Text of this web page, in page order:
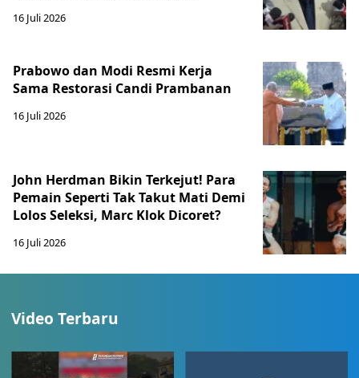
16 Juli 2026
Prabowo dan Modi Resmi Kerja
Sama Restorasi Candi Prambanan
16 Juli 2026
John Herdman Bikin Terkejut! Para
Pemain Seperti Tak Takut Mati Demi
Lolos Seleksi, Marc Klok Dicoret?
16 Juli 2026
Video Terbaru